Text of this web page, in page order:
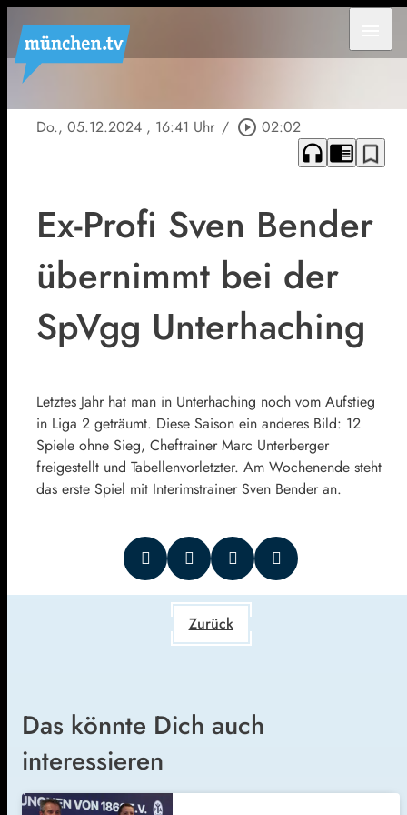
Do., 05.12.2024 , 16:41 Uhr / play_circle_outline 02:02
headphones chrome_reader_mode bookmark_border
Ex-Profi Sven Bender
übernimmt bei der
SpVgg Unterhaching
Letztes Jahr hat man in Unterhaching noch vom Aufstieg
in Liga 2 geträumt. Diese Saison ein anderes Bild: 12
Spiele ohne Sieg, Cheftrainer Marc Unterberger
freigestellt und Tabellenvorletzter. Am Wochenende steht
das erste Spiel mit Interimstrainer Sven Bender an.
Zurück
Das könnte Dich auch
interessieren